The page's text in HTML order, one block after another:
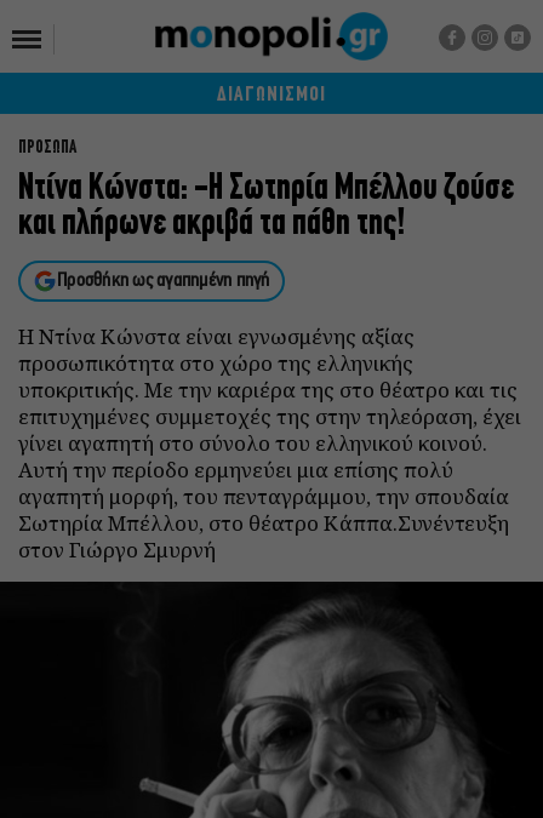
ΔΙΑΓΩΝΙΣΜΟΙ
ΠΡΟΣΩΠΑ
Ντίνα Κώνστα: -Η Σωτηρία Μπέλλου ζούσε
και πλήρωνε ακριβά τα πάθη της!
Προσθήκη ως αγαπημένη πηγή
Η Ντίνα Κώνστα είναι εγνωσμένης αξίας
προσωπικότητα στο χώρο της ελληνικής
υποκριτικής. Με την καριέρα της στο θέατρο και τις
επιτυχημένες συμμετοχές της στην τηλεόραση, έχει
γίνει αγαπητή στο σύνολο του ελληνικού κοινού.
Αυτή την περίοδο ερμηνεύει μια επίσης πολύ
αγαπητή μορφή, του πενταγράμμου, την σπουδαία
Σωτηρία Μπέλλου, στο θέατρο Κάππα.Συνέντευξη
στον Γιώργο Σμυρνή